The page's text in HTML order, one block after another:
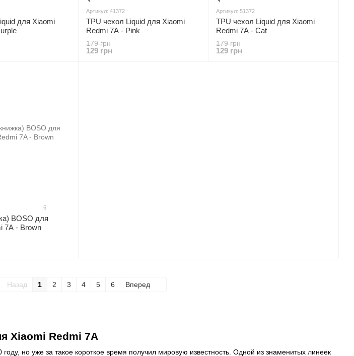
Xiaomi Redmi 7A
но уже за такое короткое время получил мировую известность. Одной из знаменитых линеек
для Xiaomi
Артикул: 41372
TPU чехол Liquid для Xiaomi
Redmi 7A - Pink
179 грн
129 грн
Артикул: 51372
TPU чехол Liquid для Xiaomi
Redmi 7A - Cat
179 грн
129 грн
6
BOSO для
7A - Brown
Назад 1 2 3 4 5 6 Вперед